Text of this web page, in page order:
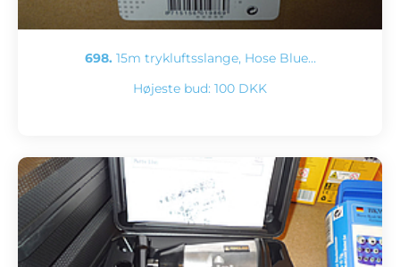
698. 15m trykluftsslange, Hose Blue…
Højeste bud: 100 DKK